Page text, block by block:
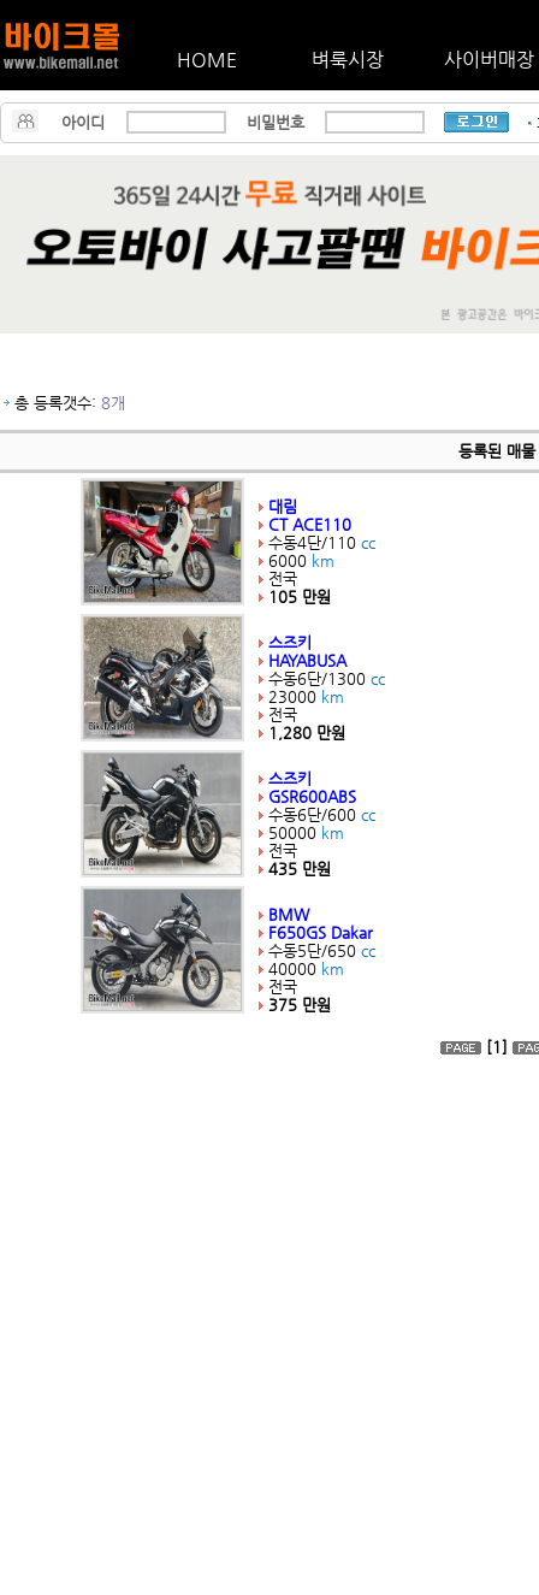
HOME 벼룩시장 사이버매장
아이디 비밀번호
총 등록갯수: 8개
등록된 매물
대림
CT ACE110
수동4단/110 cc
6000 km
전국
105 만원
스즈키
HAYABUSA
수동6단/1300 cc
23000 km
전국
1,280 만원
스즈키
GSR600ABS
수동6단/600 cc
50000 km
전국
435 만원
BMW
F650GS Dakar
수동5단/650 cc
40000 km
전국
375 만원
[1]